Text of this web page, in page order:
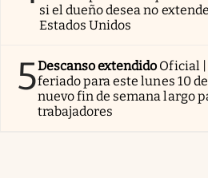
si el dueño desea no
Estados Unidos
5Descanso extendido Oficial |
feriado para este lunes 10
nuevo fin de semana largo
trabajadores